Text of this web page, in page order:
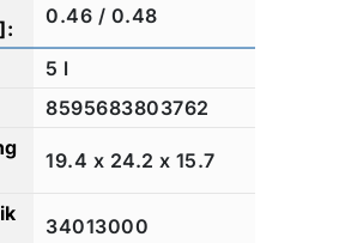
0.46 / 0.48
5 l
8595683803762
19.4 x 24.2 x 15.7
34013000